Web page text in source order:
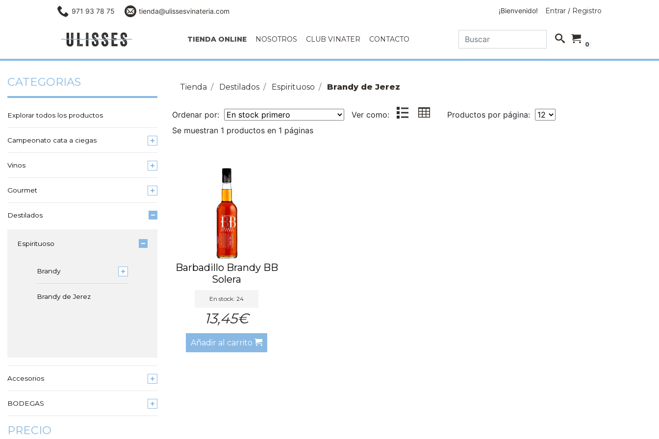
971 93 78 75 tienda@ulissesvinateria.com ¡Bienvenido! Entrar / Registro
TIENDA ONLINE NOSOTROS CLUB VINATER CONTACTO
0
CATEGORIAS
Explorar todos los productos
Campeonato cata a ciegas
Vinos
Gourmet
Destilados
Espirituoso
Brandy
Brandy de Jerez
Accesorios
BODEGAS
PRECIO
Tienda Destilados Espirituoso Brandy de Jerez
Ordenar por: Ver como:
Productos por página:
Se muestran 1 productos en 1 páginas
Barbadillo Brandy BB
Solera
En stock: 24
13,45€
Añadir al carrito